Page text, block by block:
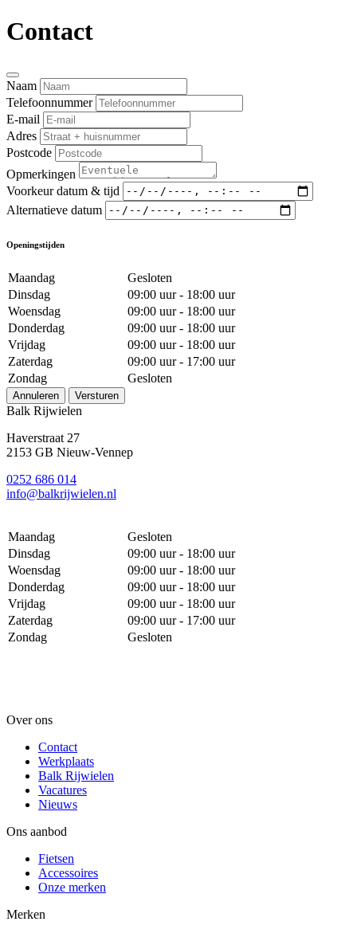
Contact
Naam
Telefoonnummer
E-mail
Adres
Postcode
Opmerkingen
Voorkeur datum & tijd
Alternatieve datum
Openingstijden
Maandag
Gesloten
Dinsdag
09:00 uur - 18:00 uur
Woensdag
09:00 uur - 18:00 uur
Donderdag
09:00 uur - 18:00 uur
Vrijdag
09:00 uur - 18:00 uur
Zaterdag
09:00 uur - 17:00 uur
Zondag
Gesloten
Annuleren Versturen
Balk Rijwielen
Haverstraat 27
2153 GB Nieuw-Vennep
0252 686 014
info@balkrijwielen.nl
Maandag
Gesloten
Dinsdag
09:00 uur - 18:00 uur
Woensdag
09:00 uur - 18:00 uur
Donderdag
09:00 uur - 18:00 uur
Vrijdag
09:00 uur - 18:00 uur
Zaterdag
09:00 uur - 17:00 uur
Zondag
Gesloten
Over ons
Contact
Werkplaats
Balk Rijwielen
Vacatures
Nieuws
Ons aanbod
Fietsen
Accessoires
Onze merken
Merken